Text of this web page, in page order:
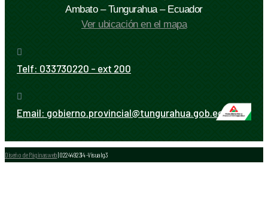
Ambato – Tungurahua – Ecuador
Ver ubicación en el mapa
Telf: 033730220 - ext 200
Email: gobierno.provincial@tungurahua.gob.ec
Diseño de Páginas web| 0224492314 -Visualg3